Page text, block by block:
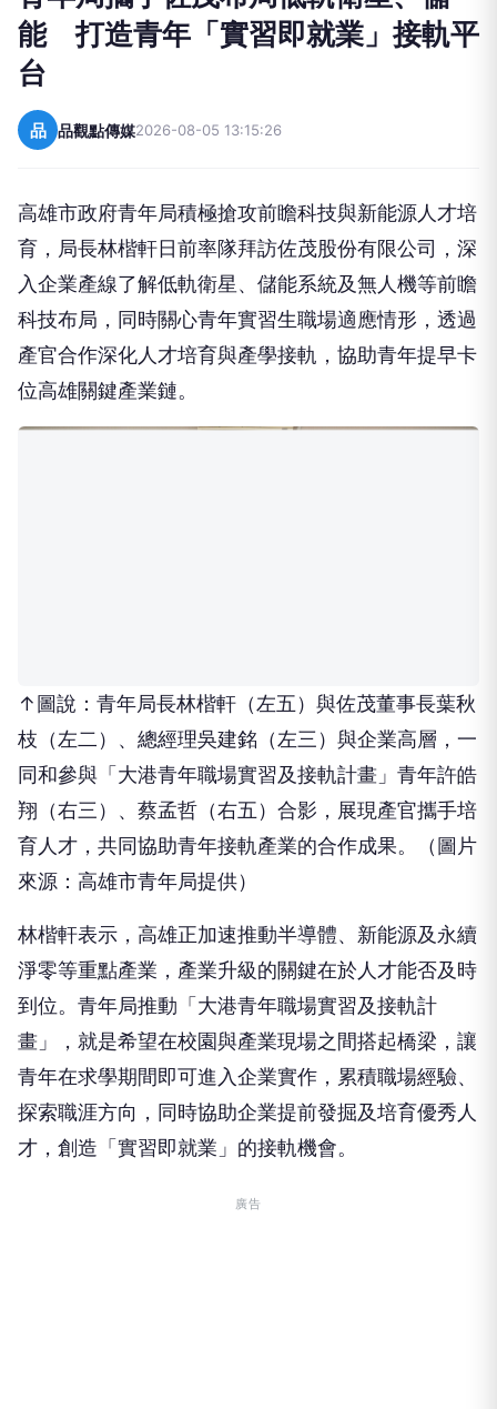
能 打造青年「實習即就業」接軌平
台
品 品觀點傳媒2026-08-05 13:15:26
高雄市政府青年局積極搶攻前瞻科技與新能源人才培
育，局長林楷軒日前率隊拜訪佐茂股份有限公司，深
入企業產線了解低軌衛星、儲能系統及無人機等前瞻
科技布局，同時關心青年實習生職場適應情形，透過
產官合作深化人才培育與產學接軌，協助青年提早卡
位高雄關鍵產業鏈。
↑圖說：青年局長林楷軒（左五）與佐茂董事長葉秋
枝（左二）、總經理吳建銘（左三）與企業高層，一
同和參與「大港青年職場實習及接軌計畫」青年許皓
翔（右三）、蔡孟哲（右五）合影，展現產官攜手培
育人才，共同協助青年接軌產業的合作成果。（圖片
來源：高雄市青年局提供）
林楷軒表示，高雄正加速推動半導體、新能源及永續
淨零等重點產業，產業升級的關鍵在於人才能否及時
到位。青年局推動「大港青年職場實習及接軌計
畫」，就是希望在校園與產業現場之間搭起橋梁，讓
青年在求學期間即可進入企業實作，累積職場經驗、
探索職涯方向，同時協助企業提前發掘及培育優秀人
才，創造「實習即就業」的接軌機會。
廣告